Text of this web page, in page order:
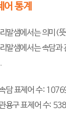
어 통계
말샘에서는 의미(
말샘에서는 속담과
담 표제어 수:
용구 표제어 수: